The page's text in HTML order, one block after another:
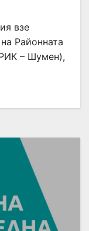
взе
Районната
– Шумен),